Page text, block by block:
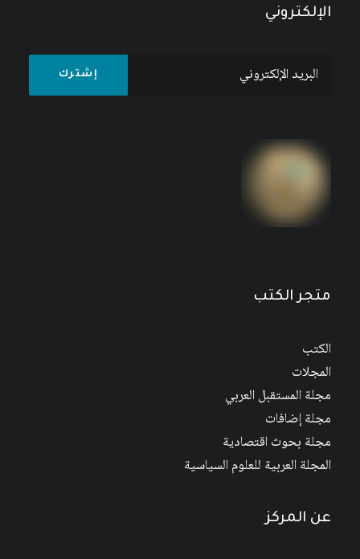
الإلكتروني
متجر الكتب
الكتب
المجلات
مجلة المستقبل العربي
مجلة إضافات
مجلة بحوث اقتصادية
المجلة العربية للعلوم السياسية
عن المركز